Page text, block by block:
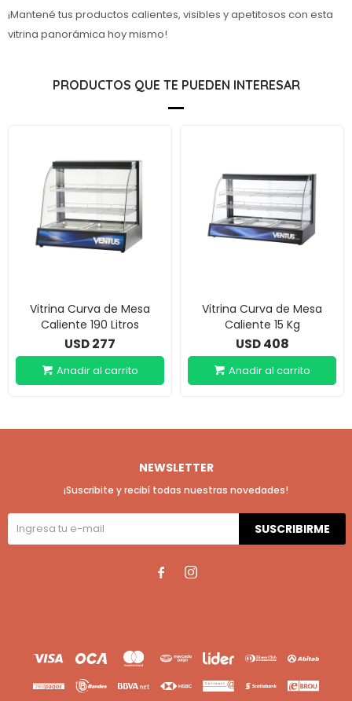
¡Mantené tus productos calientes, visibles y apetitosos con esta
vitrina panorámica hoy mismo!
PRODUCTOS QUE TE PUEDEN INTERESAR
Vitrina Curva de Mesa
Caliente 190 Litros
USD277
Vitrina Curva de Mesa
Caliente 15 Kg
USD 408
NEWSLETTER
¡Suscribite y recibí todas nuestras novedades!
SUSCRIBIRME
 